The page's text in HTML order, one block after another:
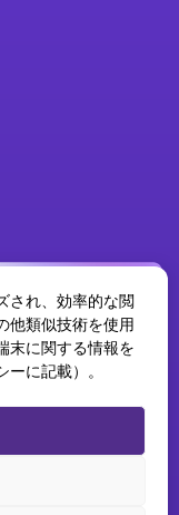
され、効率的な閲
他類似技術を使用
末に関する情報を
に記載）。
レポート
ィをどのように再構築